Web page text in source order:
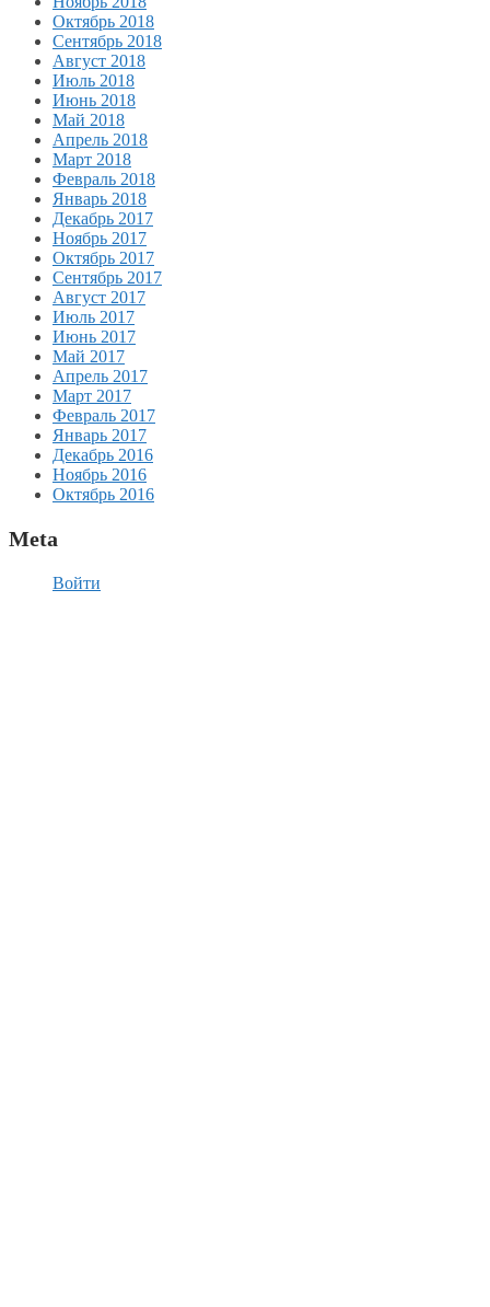
Октябрь 2018
Сентябрь 2018
Август 2018
Июль 2018
Июнь 2018
Май 2018
Апрель 2018
Март 2018
Февраль 2018
Январь 2018
Декабрь 2017
Ноябрь 2017
Октябрь 2017
Сентябрь 2017
Август 2017
Июль 2017
Июнь 2017
Май 2017
Апрель 2017
Март 2017
Февраль 2017
Январь 2017
Декабрь 2016
Ноябрь 2016
Октябрь 2016
Meta
Войти